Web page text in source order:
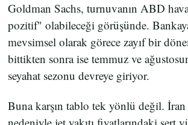
Goldman Sachs, turnuvanın ABD
pozitif" olabileceği görüşünde.
mevsimsel olarak görece zayıf bir
bittikten sonra ise temmuz ve
seyahat sezonu devreye giriyor.
Buna karşın tablo tek yönlü değil. İran